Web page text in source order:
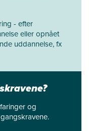
- efter
eller opnået
uddannelse, fx
og